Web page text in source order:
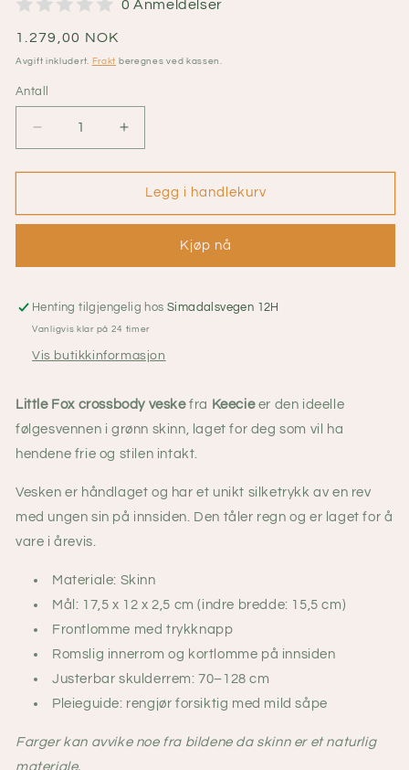
0 Anmeldelser
Vanlig
pris
1.279,00 NOK
Avgift inkludert. Frakt beregnes ved kassen.
Antall
antallet
for
–
crossbody
–
Grønn
Øk
antallet
for
Keecie
–
crossbody
–
Grønn
Legg i handlekurv
Kjøp nå
Henting tilgjengelig hos Simadalsvegen 12H
Vanligvis klar på 24 timer
Vis butikkinformasjon
Little Fox crossbody veskefra Keecieer den ideelle
følgesvennen i grønn skinn, laget for deg som vil ha
hendene frie og stilen intakt.
Vesken er håndlaget og har et unikt silketrykk av en rev
med ungen sin på innsiden. Den tåler regn og er laget for å
vare i årevis.
Materiale: Skinn
Mål: 17,5 x 12 x 2,5 cm (indre bredde: 15,5 cm)
Frontlomme med trykknapp
Romslig innerrom og kortlomme på innsiden
Justerbar skulderrem: 70–128 cm
Pleieguide: rengjør forsiktig med mild såpe
Farger kan avvike noe fra bildene da skinn er et naturlig
materiale.